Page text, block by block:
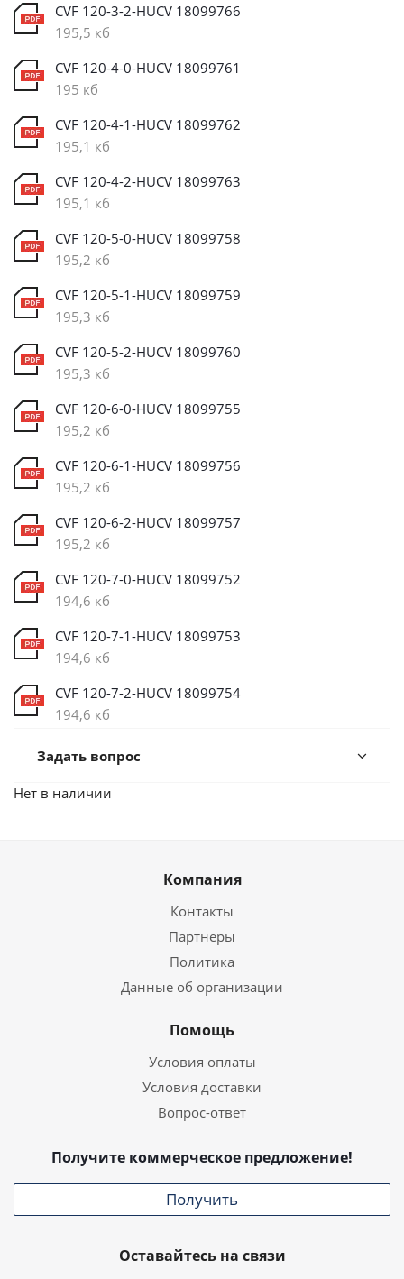
CVF 120-3-2-HUCV 18099766
195,5 кб
CVF 120-4-0-HUCV 18099761
195 кб
CVF 120-4-1-HUCV 18099762
195,1 кб
CVF 120-4-2-HUCV 18099763
195,1 кб
CVF 120-5-0-HUCV 18099758
195,2 кб
CVF 120-5-1-HUCV 18099759
195,3 кб
CVF 120-5-2-HUCV 18099760
195,3 кб
CVF 120-6-0-HUCV 18099755
195,2 кб
CVF 120-6-1-HUCV 18099756
195,2 кб
CVF 120-6-2-HUCV 18099757
195,2 кб
CVF 120-7-0-HUCV 18099752
194,6 кб
CVF 120-7-1-HUCV 18099753
194,6 кб
CVF 120-7-2-HUCV 18099754
194,6 кб
Задать вопрос
Нет в наличии
Компания
Контакты
Партнеры
Политика
Данные об организации
Помощь
Условия оплаты
Условия доставки
Вопрос-ответ
Получите коммерческое предложение!
Получить
Оставайтесь на связи